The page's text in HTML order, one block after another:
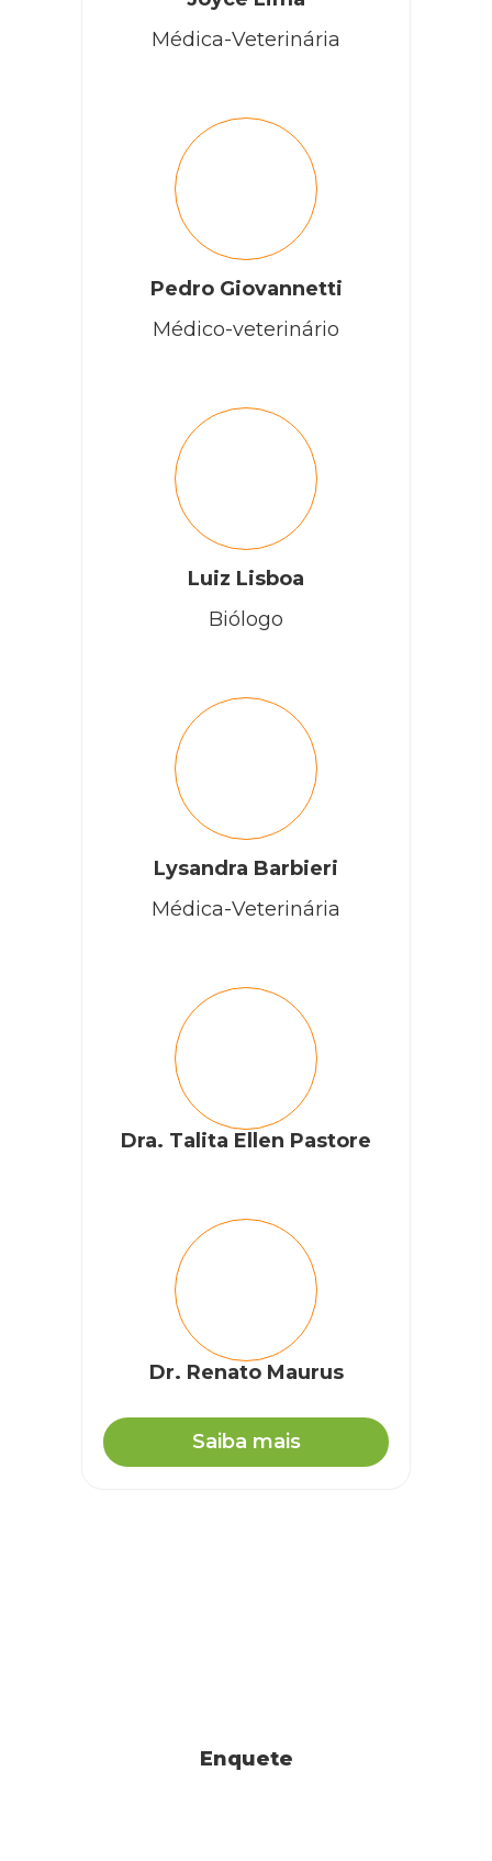
Médica-Veterinária
Pedro Giovannetti
Médico-veterinário
Luiz Lisboa
Biólogo
Lysandra Barbieri
Médica-Veterinária
Dra. Talita Ellen Pastore
Dr. Renato Maurus
Saiba mais
Enquete